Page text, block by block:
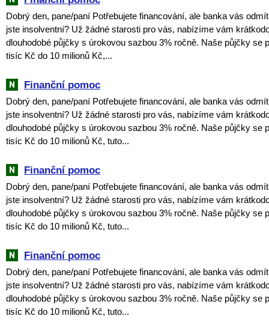
Dobrý den, pane/paní Potřebujete financování, ale banka vás
jste insolventní? Už žádné starosti pro vás, nabízíme vám
dlouhodobé půjčky s úrokovou sazbou 3% ročně. Naše půjčky se
tisíc Kč do 10 milionů Kč,...
Finanční pomoc
Dobrý den, pane/paní Potřebujete financování, ale banka vás
jste insolventní? Už žádné starosti pro vás, nabízíme vám
dlouhodobé půjčky s úrokovou sazbou 3% ročně. Naše půjčky se
tisíc Kč do 10 milionů Kč, tuto...
Finanční pomoc
Dobrý den, pane/paní Potřebujete financování, ale banka vás
jste insolventní? Už žádné starosti pro vás, nabízíme vám
dlouhodobé půjčky s úrokovou sazbou 3% ročně. Naše půjčky se
tisíc Kč do 10 milionů Kč, tuto...
Finanční pomoc
Dobrý den, pane/paní Potřebujete financování, ale banka vás
jste insolventní? Už žádné starosti pro vás, nabízíme vám
dlouhodobé půjčky s úrokovou sazbou 3% ročně. Naše půjčky se
tisíc Kč do 10 milionů Kč, tuto...